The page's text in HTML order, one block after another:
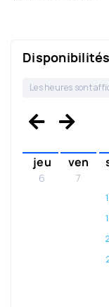
Les heures sont
jeu
6
ven
7